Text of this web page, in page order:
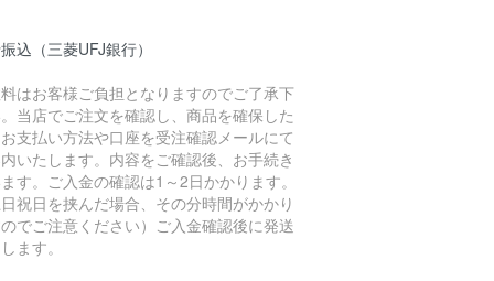
込（三菱UFJ銀行）
はお客様ご負担となりますのでご了承下
当店でご注文を確認し、商品を確保した
支払い方法や口座を受注確認メールにて
いたします。内容をご確認後、お手続き
す。ご入金の確認は1～2日かかります。
日祝日を挟んだ場合、その分時間がかかり
でご注意ください）ご入金確認後に発送
ます。